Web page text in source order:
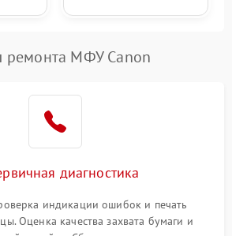
ремонта МФУ Canon
диагностика
индикации ошибок и печать
Оценка качества захвата бумаги и